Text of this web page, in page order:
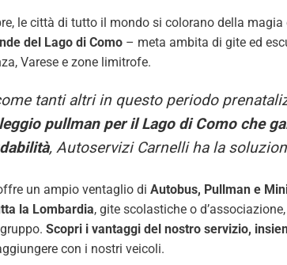
le città di tutto il mondo si colorano della magia
del Lago di Como – meta ambita di gite ed
Varese e zone limitrofe.
tanti altri in questo periodo
pullman per il Lago di Como che
, Autoservizi Carnelli ha la
un ampio ventaglio di Autobus, Pullman e
la Lombardia, gite scolastiche o
Scopri i vantaggi del nostro servizio,
con i nostri veicoli.